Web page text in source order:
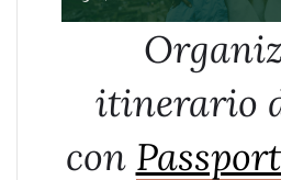
itinerario
con